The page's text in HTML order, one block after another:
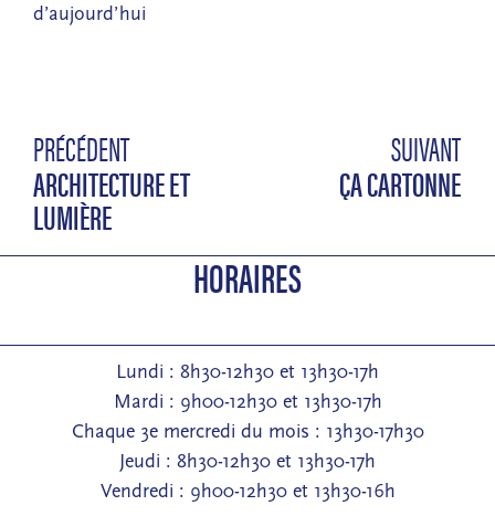
d’aujourd’hui
PRÉCÉDENT
ARCHITECTURE ET
LUMIÈRE
SUIVANT
ÇA CARTONNE
HORAIRES
Lundi : 8h30-12h30 et 13h30-17h
Mardi : 9h00-12h30 et 13h30-17h
Chaque 3e mercredi du mois : 13h30-17h30
Jeudi : 8h30-12h30 et 13h30-17h
Vendredi : 9h00-12h30 et 13h30-16h